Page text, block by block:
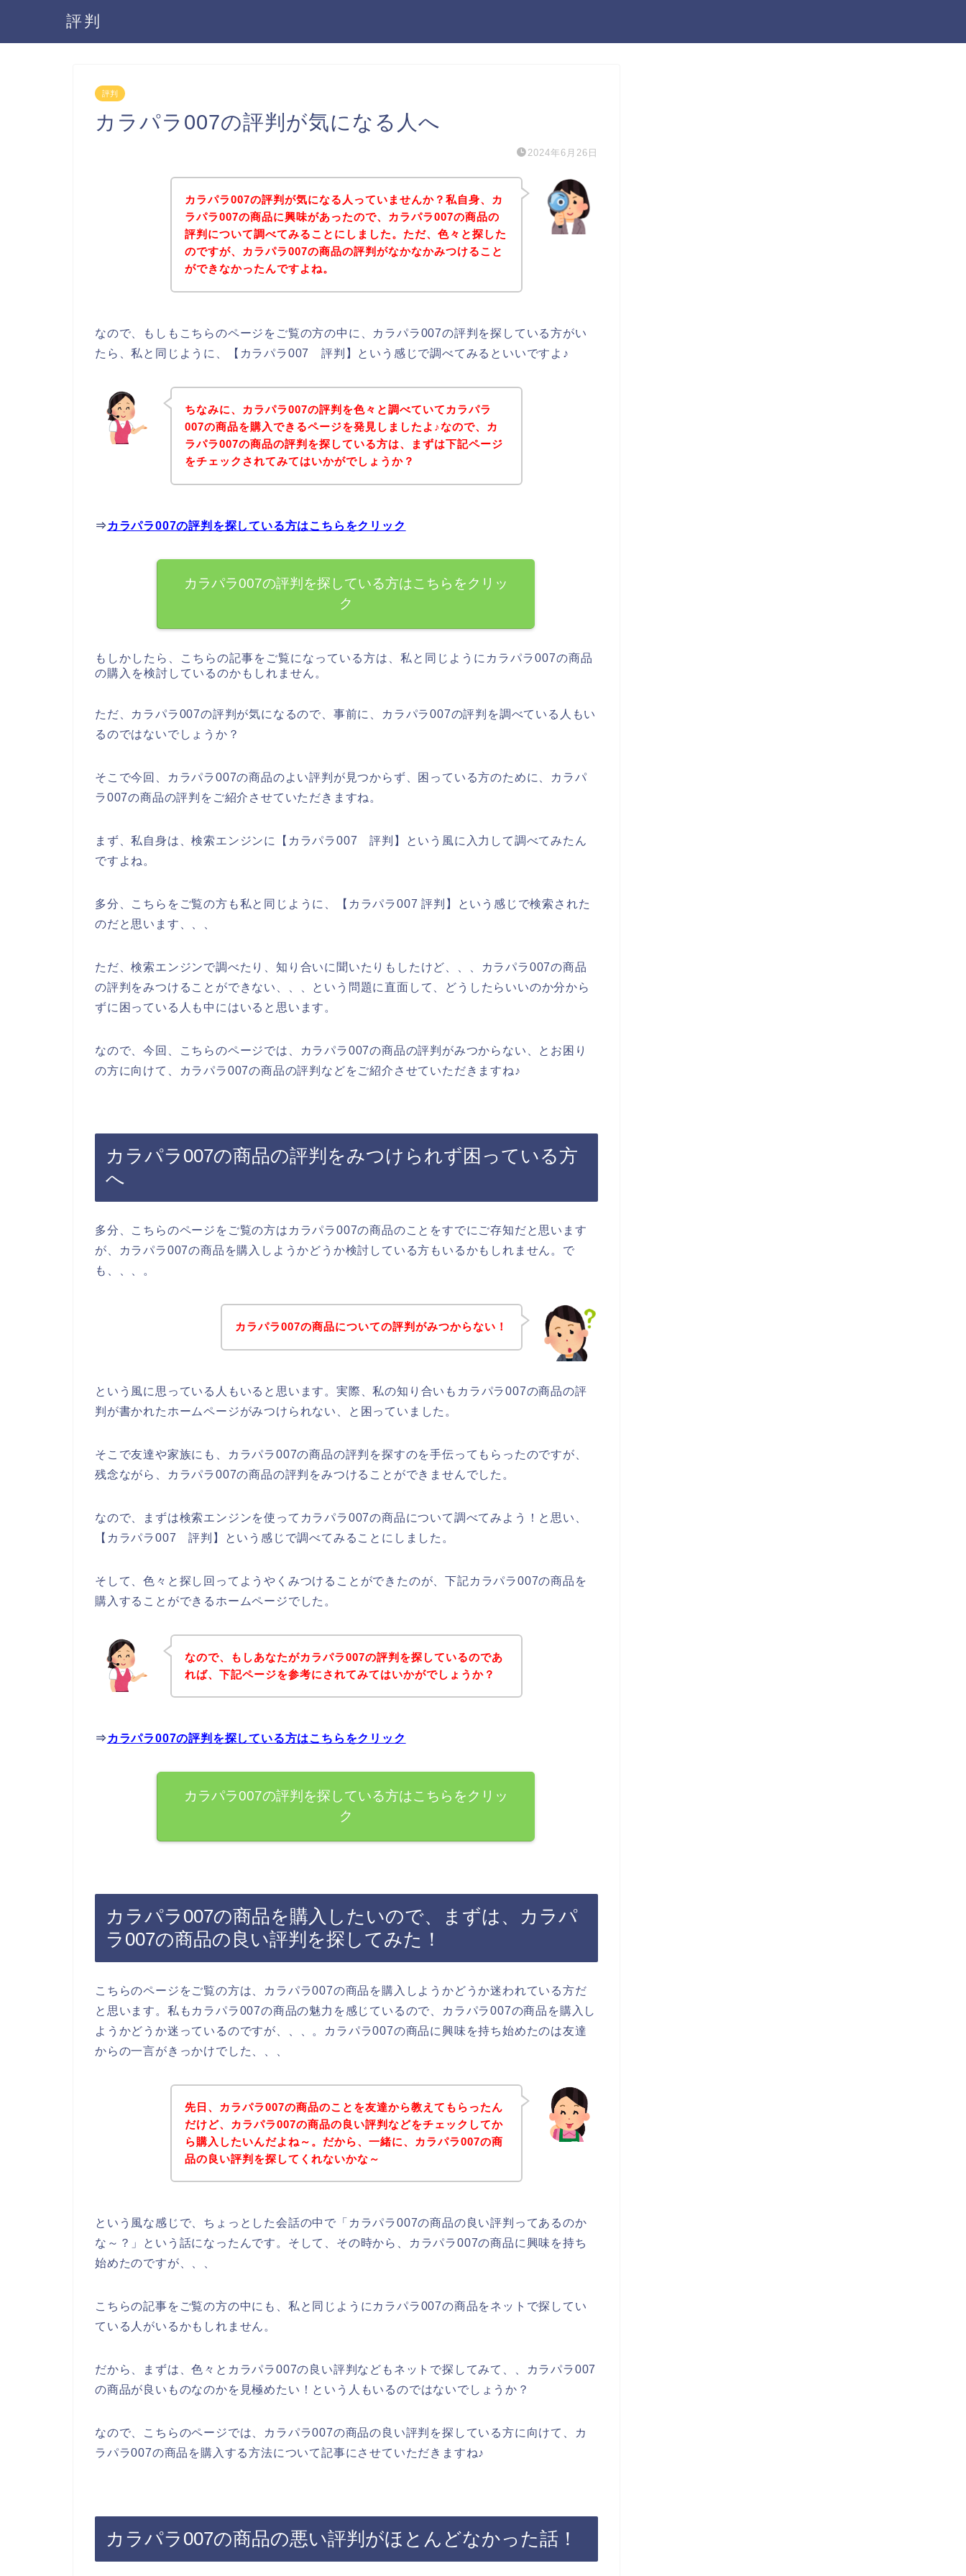
評判
評判
カラパラ007の評判が気になる人へ
2024年6月26日
カラパラ007の評判が気になる人っていませんか？私自身、カ
ラパラ007の商品に興味があったので、カラパラ007の商品の
評判について調べてみることにしました。ただ、色々と探した
のですが、カラパラ007の商品の評判がなかなかみつけること
ができなかったんですよね。
なので、もしもこちらのページをご覧の方の中に、カラパラ007の評判を探している方がい
たら、私と同じように、【カラパラ007 評判】という感じで調べてみるといいですよ♪
ちなみに、カラパラ007の評判を色々と調べていてカラパラ
007の商品を購入できるページを発見しましたよ♪なので、カ
ラパラ007の商品の評判を探している方は、まずは下記ページ
をチェックされてみてはいかがでしょうか？
⇒ カラパラ007の評判を探している方はこちらをクリック
カラパラ007の評判を探している方はこちらをクリッ
ク
もしかしたら、こちらの記事をご覧になっている方は、私と同じようにカラパラ007の商品
の購入を検討しているのかもしれません。
ただ、カラパラ007の評判が気になるので、事前に、カラパラ007の評判を調べている人もい
るのではないでしょうか？
そこで今回、カラパラ007の商品のよい評判が見つからず、困っている方のために、カラパ
ラ007の商品の評判をご紹介させていただきますね。
まず、私自身は、検索エンジンに【カラパラ007 評判】という風に入力して調べてみたん
ですよね。
多分、こちらをご覧の方も私と同じように、【カラパラ007 評判】という感じで検索された
のだと思います、、、
ただ、検索エンジンで調べたり、知り合いに聞いたりもしたけど、、、カラパラ007の商品
の評判をみつけることができない、、、という問題に直面して、どうしたらいいのか分から
ずに困っている人も中にはいると思います。
なので、今回、こちらのページでは、カラパラ007の商品の評判がみつからない、とお困り
の方に向けて、カラパラ007の商品の評判などをご紹介させていただきますね♪
カラパラ007の商品の評判をみつけられず困っている方
へ
多分、こちらのページをご覧の方はカラパラ007の商品のことをすでにご存知だと思います
が、カラパラ007の商品を購入しようかどうか検討している方もいるかもしれません。で
も、、、。
カラパラ007の商品についての評判がみつからない！
という風に思っている人もいると思います。実際、私の知り合いもカラパラ007の商品の評
判が書かれたホームページがみつけられない、と困っていました。
そこで友達や家族にも、カラパラ007の商品の評判を探すのを手伝ってもらったのですが、
残念ながら、カラパラ007の商品の評判をみつけることができませんでした。
なので、まずは検索エンジンを使ってカラパラ007の商品について調べてみよう！と思い、
【カラパラ007 評判】という感じで調べてみることにしました。
そして、色々と探し回ってようやくみつけることができたのが、下記カラパラ007の商品を
購入することができるホームページでした。
なので、もしあなたがカラパラ007の評判を探しているのであ
れば、下記ページを参考にされてみてはいかがでしょうか？
⇒ カラパラ007の評判を探している方はこちらをクリック
カラパラ007の評判を探している方はこちらをクリッ
ク
カラパラ007の商品を購入したいので、まずは、カラパ
ラ007の商品の良い評判を探してみた！
こちらのページをご覧の方は、カラパラ007の商品を購入しようかどうか迷われている方だ
と思います。私もカラパラ007の商品の魅力を感じているので、カラパラ007の商品を購入し
ようかどうか迷っているのですが、、、。カラパラ007の商品に興味を持ち始めたのは友達
からの一言がきっかけでした、、、
先日、カラパラ007の商品のことを友達から教えてもらったん
だけど、カラパラ007の商品の良い評判などをチェックしてか
ら購入したいんだよね～。だから、一緒に、カラパラ007の商
品の良い評判を探してくれないかな～
という風な感じで、ちょっとした会話の中で「カラパラ007の商品の良い評判ってあるのか
な～？」という話になったんです。そして、その時から、カラパラ007の商品に興味を持ち
始めたのですが、、、
こちらの記事をご覧の方の中にも、私と同じようにカラパラ007の商品をネットで探してい
ている人がいるかもしれません。
だから、まずは、色々とカラパラ007の良い評判などもネットで探してみて、、カラパラ007
の商品が良いものなのかを見極めたい！という人もいるのではないでしょうか？
なので、こちらのページでは、カラパラ007の商品の良い評判を探している方に向けて、カ
ラパラ007の商品を購入する方法について記事にさせていただきますね♪
カラパラ007の商品の悪い評判がほとんどなかった話！